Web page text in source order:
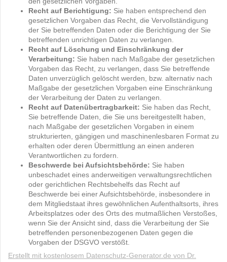
Recht auf Berichtigung: Sie haben entsprechend den
gesetzlichen Vorgaben das Recht, die Vervollständigung
der Sie betreffenden Daten oder die Berichtigung der Sie
betreffenden unrichtigen Daten zu verlangen.
Recht auf Löschung und Einschränkung der
Verarbeitung: Sie haben nach Maßgabe der gesetzlichen
Vorgaben das Recht, zu verlangen, dass Sie betreffende
Daten unverzüglich gelöscht werden, bzw. alternativ nach
Maßgabe der gesetzlichen Vorgaben eine Einschränkung
der Verarbeitung der Daten zu verlangen.
Recht auf Datenübertragbarkeit: Sie haben das Recht,
Sie betreffende Daten, die Sie uns bereitgestellt haben,
nach Maßgabe der gesetzlichen Vorgaben in einem
strukturierten, gängigen und maschinenlesbaren Format zu
erhalten oder deren Übermittlung an einen anderen
Verantwortlichen zu fordern.
Beschwerde bei Aufsichtsbehörde: Sie haben
unbeschadet eines anderweitigen verwaltungsrechtlichen
oder gerichtlichen Rechtsbehelfs das Recht auf
Beschwerde bei einer Aufsichtsbehörde, insbesondere in
dem Mitgliedstaat ihres gewöhnlichen Aufenthaltsorts, ihres
Arbeitsplatzes oder des Orts des mutmaßlichen Verstoßes,
wenn Sie der Ansicht sind, dass die Verarbeitung der Sie
betreffenden personenbezogenen Daten gegen die
Vorgaben der DSGVO verstößt.
Erstellt mit kostenlosem Datenschutz-Generator.de von Dr.